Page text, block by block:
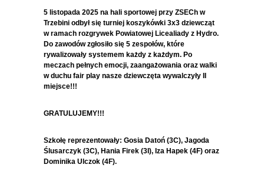
5 listopada 2025 na hali sportowej przy ZSECh w
Trzebini odbył się turniej koszykówki 3x3 dziewcząt
w ramach rozgrywek Powiatowej Licealiady z Hydro.
Do zawodów zgłosiło się 5 zespołów, które
rywalizowały systemem każdy z każdym. Po
meczach pełnych emocji, zaangażowania oraz walki
w duchu fair play nasze dziewczęta wywalczyły II
miejsce!!!
GRATULUJEMY!!!
Szkołę reprezentowały: Gosia Datoń (3C), Jagoda
Ślusarczyk (3C), Hania Firek (3I), Iza Hapek (4F) oraz
Dominika Ulczok (4F).